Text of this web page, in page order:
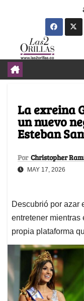
La exreina
un nuevo
Esteban
Por Christopher
MAY 17, 2026
Descubrió por azar
entretener mientras
propia plataforma